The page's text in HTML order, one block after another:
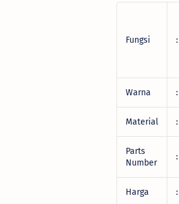
Fungsi :
Warna :
Material :
Parts
Number
:
Harga :